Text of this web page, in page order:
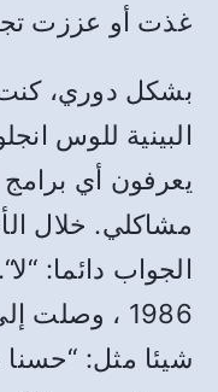
غذت أو عززت
بشكل دوري،
البينية للوس
يعرفون أي
مشاكلي. خلال
الجواب دائما: “لا“.
1986 ، وصلت
شيئا مثل: “حسنا